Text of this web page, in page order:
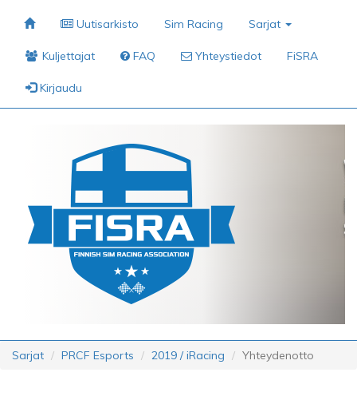
Uutisarkisto Sim Racing Sarjat
Kuljettajat FAQ Yhteystiedot FiSRA
Kirjaudu
Sarjat PRCF Esports 2019 / iRacing Yhteydenotto